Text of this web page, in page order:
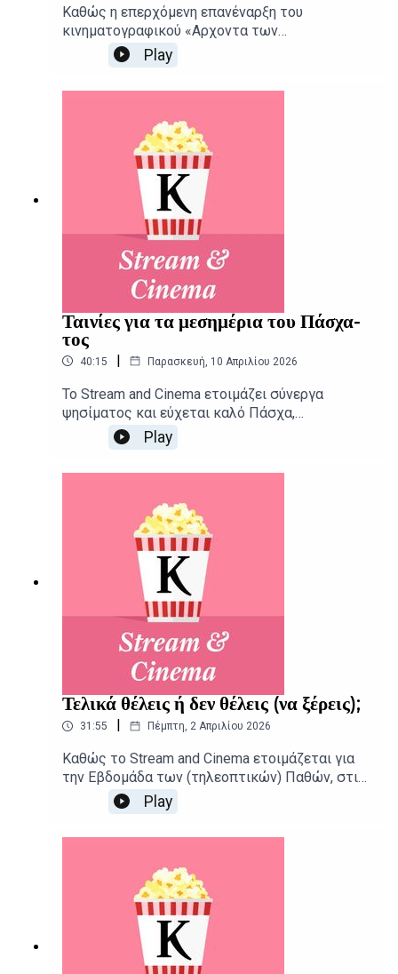
Καθώς η επερχόμενη επανέναρξη του
κινηματογραφικού «Αρχοντα των
Δαχτυλιδιών» αποκαλύπτει τους
πρωταγωνιστές της, μια από τις μεγαλύτερες
εισπρακτικές επιτυχίες της Απω Ανατολής
Δημοσιογραφική επιμέλεια - Παρουσίαση:
Αιμίλιος Χαρμπής, Αλεξάνδρα
ΣκαράκηΕπιμέλεια παραγωγής: Urbi Productions
Play
Ταινίες για τα μεσημέρια του Πάσχα-
τος
40:15 | Παρασκευή, 10 Απριλίου 2026
Το Stream and Cinema ετοιμάζει σύνεργα
ψησίματος και εύχεται καλό Πάσχα,
κουβεντιάζοντας για τις αγαπημένες μας
επικές ταινίες που συμπληρώνουν τις
πατροπαράδοτες συνήθειες αυτων των
Παρουσίαση: Αιμίλιος Χαρμπής, Αλεξάνδρα
ΣκαράκηΕπιμέλεια παραγωγής: Urbi Productions
Play
Τελικά θέλεις ή δεν θέλεις (να ξέρεις);
31:55 | Πέμπτη, 2 Απριλίου 2026
Καθώς το Stream and Cinema ετοιμάζεται για
την Εβδομάδα των (τηλεοπτικών) Παθών, στις
αίθουσες φτάνει μια εναλλακτική ρομαντική
κομεντί με λαμπερούς πρωταγωνιστές, αλλά
και ο πλατωνικός έρωτας του Αντόνιο
Παρουσίαση: Αιμίλιος Χαρμπής, Αλεξάνδρα
ΣκαράκηΕπιμέλεια παραγωγής: Urbi Productions
Play